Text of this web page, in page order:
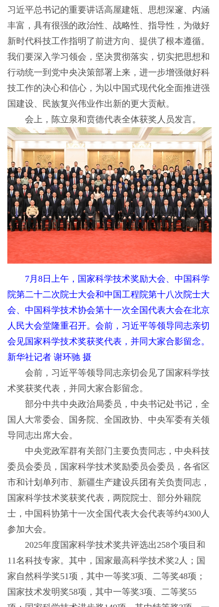
习近平总书记的重要讲话高屋建瓴、思想深邃、内涵
丰富，具有很强的政治性、战略性、指导性，为做好
新时代科技工作指明了前进方向、提供了根本遵循。
我们要深入学习领会，坚决贯彻落实，切实把思想和
行动统一到党中央决策部署上来，进一步增强做好科
技工作的决心和信心，为以中国式现代化全面推进强
国建设、民族复兴伟业作出新的更大贡献。
会上，陈立泉和贲德代表全体获奖人员发言。
7月8日上午，国家科学技术奖励大会、中国科学
院第二十二次院士大会和中国工程院第十八次院士大
会、中国科学技术协会第十一次全国代表大会在北京
人民大会堂隆重召开。会前，习近平等领导同志亲切
会见国家科学技术奖获奖代表，并同大家合影留念。
新华社记者 谢环驰 摄
会前，习近平等领导同志亲切会见了国家科学技
术奖获奖代表，并同大家合影留念。
部分中共中央政治局委员，中央书记处书记，全
国人大常委会、国务院、全国政协、中央军委有关领
导同志出席大会。
中央党政军群有关部门主要负责同志，中央科技
委员会委员，国家科学技术奖励委员会委员，各省区
市和计划单列市、新疆生产建设兵团有关负责同志，
国家科学技术奖获奖代表，两院院士、部分外籍院
士，中国科协第十一次全国代表大会代表等约4300人
参加大会。
2025年度国家科学技术奖共评选出258个项目和
11名科技专家。其中，国家最高科学技术奖2人；国
家自然科学奖51项，其中一等奖3项、二等奖48项；
国家技术发明奖58项，其中一等奖3项、二等奖55